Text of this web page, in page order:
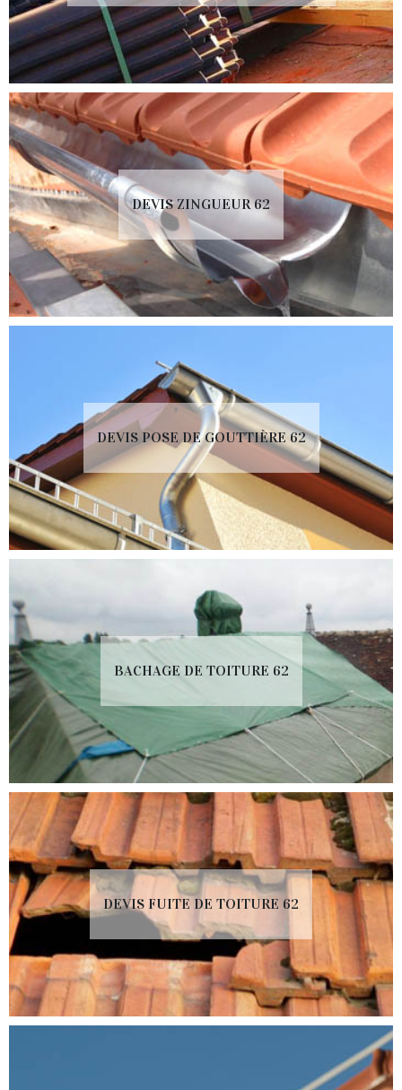
DEVIS ZINGUEUR 62
DEVIS POSE DE GOUTTIÈRE 62
BACHAGE DE TOITURE 62
DEVIS FUITE DE TOITURE 62